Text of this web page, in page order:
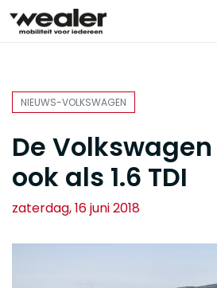
NIEUWS-VOLKSWAGEN
De
ook als 1.6 TDI
zaterdag, 16 juni 2018